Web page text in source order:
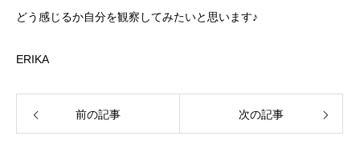
どう感じるか自分を観察してみたいと思います♪
ERIKA
前の記事 次の記事